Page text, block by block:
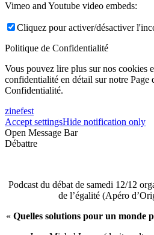
Vimeo and Youtube video embeds:
Cliquez pour activer/désactiver
Politique de Confidentialité
Vous pouvez lire plus sur nos cookies
confidentialité en détail sur notre Page
Confidentialité.
zinefest
Accept settingsHide notification only
Open Message Bar
Débattre
Podcast du débat de samedi 12/12
de l’égalité (Apéro
« Quelles solutions pour un monde